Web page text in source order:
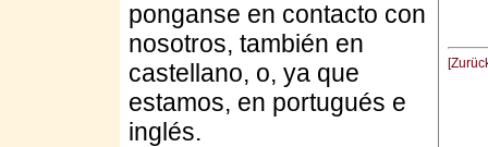
ponganse en contacto con
nosotros, también en
castellano, o, ya que
estamos, en portugués e
inglés.